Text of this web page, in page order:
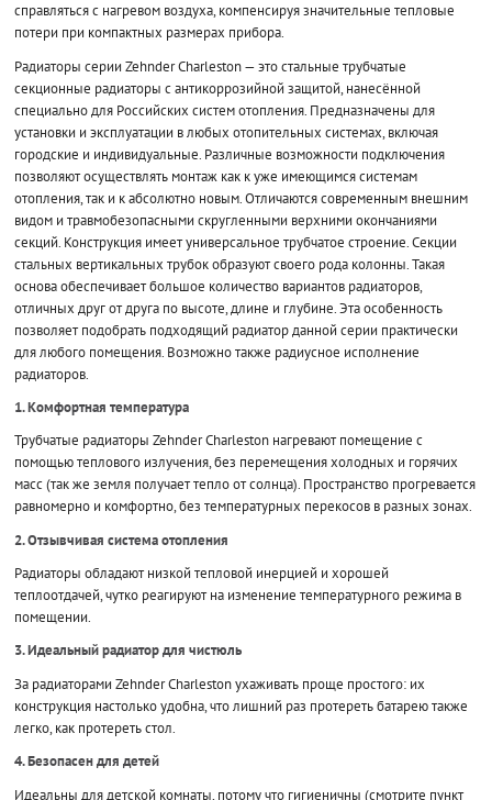
справляться с нагревом воздуха, компенсируя значительные тепловые
потери при компактных размерах прибора.
Радиаторы серии Zehnder Charleston — это стальные трубчатые
секционные радиаторы с антикоррозийной защитой, нанесённой
специально для Российских систем отопления. Предназначены для
установки и эксплуатации в любых отопительных системах, включая
городские и индивидуальные. Различные возможности подключения
позволяют осуществлять монтаж как к уже имеющимся системам
отопления, так и к абсолютно новым. Отличаются современным внешним
видом и травмобезопасными скругленными верхними окончаниями
секций. Конструкция имеет универсальное трубчатое строение. Секции
стальных вертикальных трубок образуют своего рода колонны. Такая
основа обеспечивает большое количество вариантов радиаторов,
отличных друг от друга по высоте, длине и глубине. Эта особенность
позволяет подобрать подходящий радиатор данной серии практически
для любого помещения. Возможно также радиусное исполнение
радиаторов.
1. Комфортная температура
Трубчатые радиаторы Zehnder Charleston нагревают помещение с
помощью теплового излучения, без перемещения холодных и горячих
масс (так же земля получает тепло от солнца). Пространство прогревается
равномерно и комфортно, без температурных перекосов в разных зонах.
2. Отзывчивая система отопления
Радиаторы обладают низкой тепловой инерцией и хорошей
теплоотдачей, чутко реагируют на изменение температурного режима в
помещении.
3. Идеальный радиатор для чистюль
За радиаторами Zehnder Charleston ухаживать проще простого: их
конструкция настолько удобна, что лишний раз протереть батарею также
легко, как протереть стол.
4. Безопасен для детей
Идеальны для детской комнаты, потому что гигиеничны (смотрите пункт